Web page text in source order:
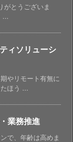
とうございま
...
ィソリューシ
やリモート有無に
ほう ...
業務推進
で、年齢は高めま